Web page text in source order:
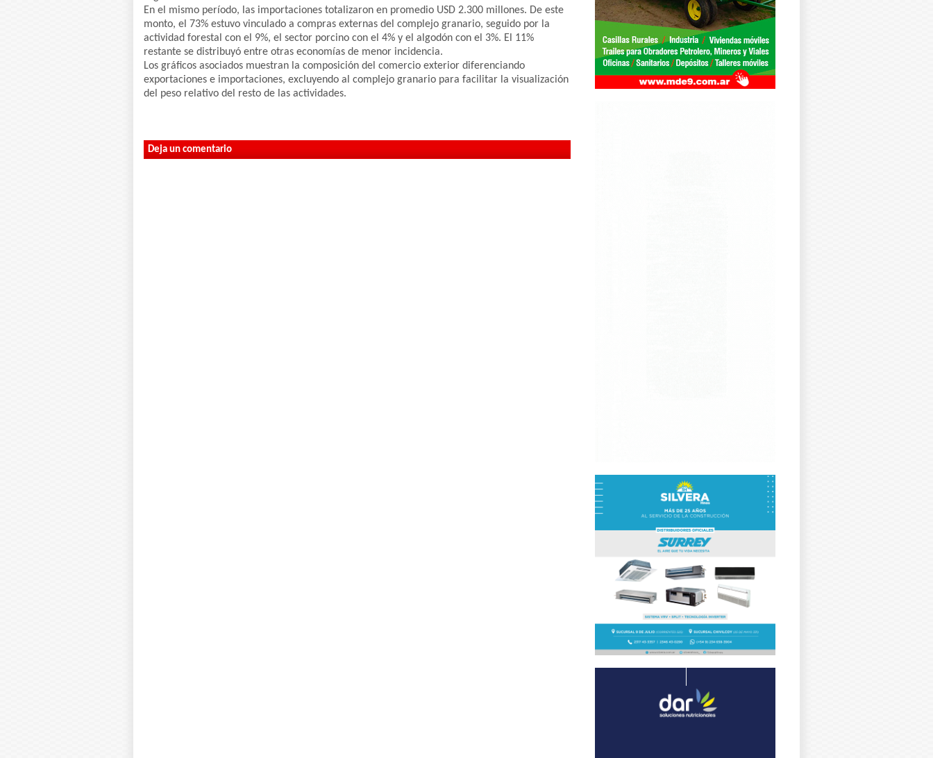
En el mismo período, las importaciones totalizaron en promedio USD 2.300 millones. De este
monto, el 73% estuvo vinculado a compras externas del complejo granario, seguido por la
actividad forestal con el 9%, el sector porcino con el 4% y el algodón con el 3%. El 11%
restante se distribuyó entre otras economías de menor incidencia.
Los gráficos asociados muestran la composición del comercio exterior diferenciando
exportaciones e importaciones, excluyendo al complejo granario para facilitar la visualización
del peso relativo del resto de las actividades.
Deja un comentario